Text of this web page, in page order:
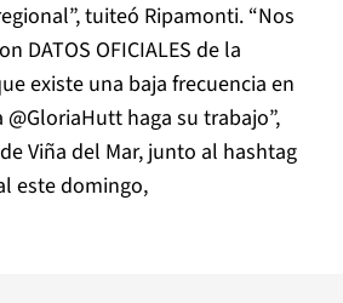
tuiteó Ripamonti. “Nos
DATOS OFICIALES de la
existe una baja frecuencia en
@GloriaHutt haga su trabajo”,
Viña del Mar, junto al hashtag
este domingo,